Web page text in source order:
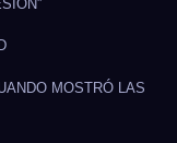
MOSTRÓ LAS